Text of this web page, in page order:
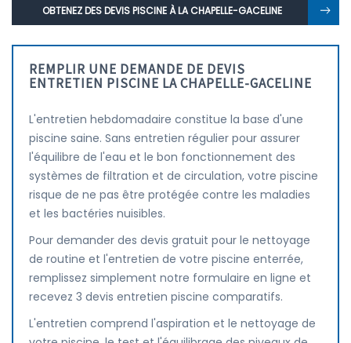
OBTENEZ DES DEVIS PISCINE À LA CHAPELLE-GACELINE
REMPLIR UNE DEMANDE DE DEVIS
ENTRETIEN PISCINE LA CHAPELLE-GACELINE
L'entretien hebdomadaire constitue la base d'une
piscine saine. Sans entretien régulier pour assurer
l'équilibre de l'eau et le bon fonctionnement des
systèmes de filtration et de circulation, votre piscine
risque de ne pas être protégée contre les maladies
et les bactéries nuisibles.
Pour demander des devis gratuit pour le nettoyage
de routine et l'entretien de votre piscine enterrée,
remplissez simplement notre formulaire en ligne et
recevez 3 devis entretien piscine comparatifs.
L'entretien comprend l'aspiration et le nettoyage de